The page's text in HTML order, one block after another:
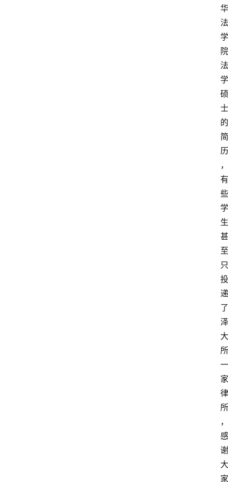
华
法
学
院
法
学
硕
士
的
简
历
，
有
些
学
生
甚
至
只
投
递
了
泽
大
所
一
家
律
所
，
感
谢
大
家